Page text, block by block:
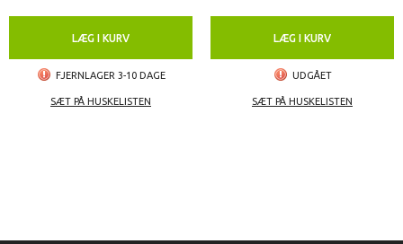
LÆG I KURV
FJERNLAGER 3-10 DAGE
SÆT PÅ HUSKELISTEN
LÆG I KURV
UDGÅET
SÆT PÅ HUSKELISTEN